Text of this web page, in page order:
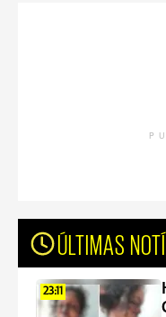
ÚLTIMAS
23:11